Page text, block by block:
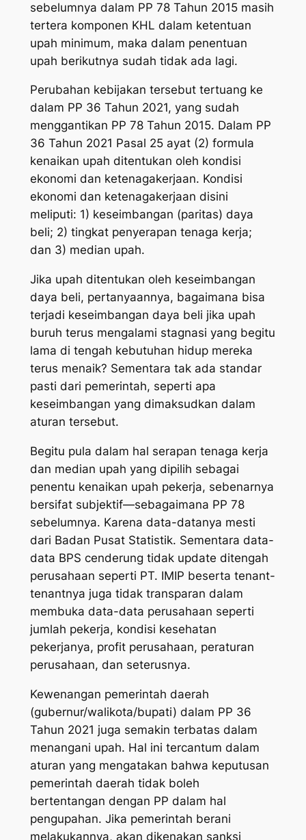
sebelumnya dalam PP 78 Tahun 2015 masih
tertera komponen KHL dalam ketentuan
upah minimum, maka dalam penentuan
upah berikutnya sudah tidak ada lagi.
Perubahan kebijakan tersebut tertuang ke
dalam PP 36 Tahun 2021, yang sudah
menggantikan PP 78 Tahun 2015. Dalam PP
36 Tahun 2021 Pasal 25 ayat (2) formula
kenaikan upah ditentukan oleh kondisi
ekonomi dan ketenagakerjaan. Kondisi
ekonomi dan ketenagakerjaan disini
meliputi: 1) keseimbangan (paritas) daya
beli; 2) tingkat penyerapan tenaga kerja;
dan 3) median upah.
Jika upah ditentukan oleh keseimbangan
daya beli, pertanyaannya, bagaimana bisa
terjadi keseimbangan daya beli jika upah
buruh terus mengalami stagnasi yang begitu
lama di tengah kebutuhan hidup mereka
terus menaik? Sementara tak ada standar
pasti dari pemerintah, seperti apa
keseimbangan yang dimaksudkan dalam
aturan tersebut.
Begitu pula dalam hal serapan tenaga kerja
dan median upah yang dipilih sebagai
penentu kenaikan upah pekerja, sebenarnya
bersifat subjektif—sebagaimana PP 78
sebelumnya. Karena data-datanya mesti
dari Badan Pusat Statistik. Sementara data-
data BPS cenderung tidak update ditengah
perusahaan seperti PT. IMIP beserta tenant-
tenantnya juga tidak transparan dalam
membuka data-data perusahaan seperti
jumlah pekerja, kondisi kesehatan
pekerjanya, profit perusahaan, peraturan
perusahaan, dan seterusnya.
Kewenangan pemerintah daerah
(gubernur/walikota/bupati) dalam PP 36
Tahun 2021 juga semakin terbatas dalam
menangani upah. Hal ini tercantum dalam
aturan yang mengatakan bahwa keputusan
pemerintah daerah tidak boleh
bertentangan dengan PP dalam hal
pengupahan. Jika pemerintah berani
melakukannya, akan dikenakan sanksi